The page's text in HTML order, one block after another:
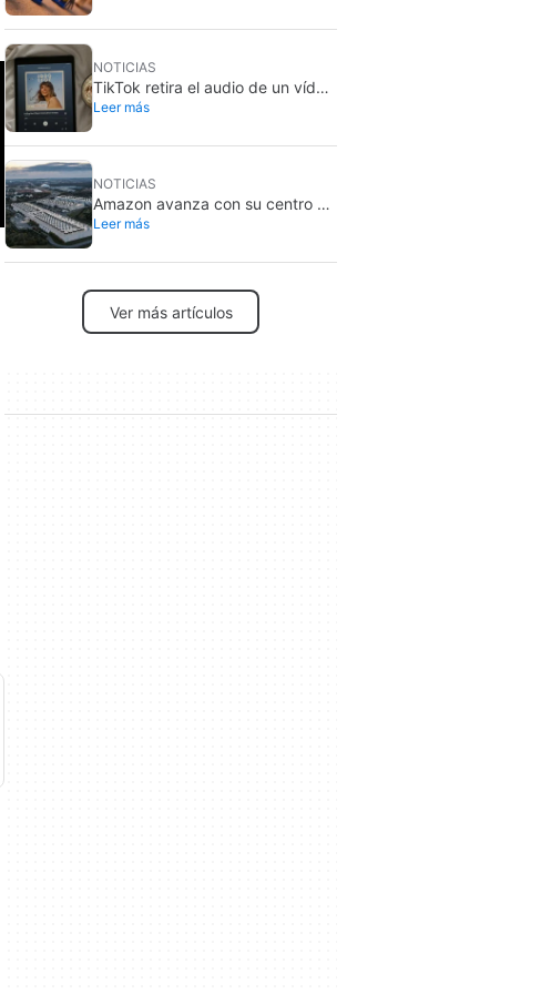
NOTICIAS
TikTok retira el audio de un vídeo
de Team Trump: usó una canción
Leer más
NOTICIAS
Amazon avanza con su centro de
datos de 2.000 millones en
local
Leer más
Ver más artículos